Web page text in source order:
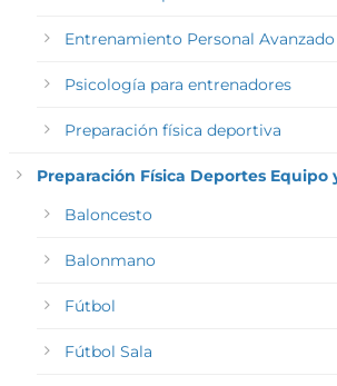
Entrenamiento Personal Avanzado
Psicología para entrenadores
Preparación física deportiva
Preparación Física Deportes Equipo
Baloncesto
Balonmano
Fútbol
Fútbol Sala